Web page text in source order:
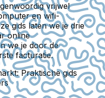
vrijwel
en wifi-
gids laten we je drie
online
we je door de
facturatie.
Praktische gids